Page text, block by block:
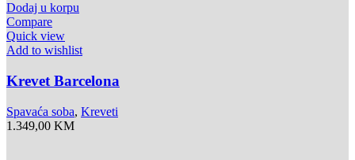
Dodaj u korpu
Compare
Quick view
Add to wishlist
Krevet Barcelona
Spavaća soba, Kreveti
1.349,00 KM